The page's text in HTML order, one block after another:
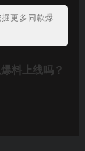
更多同款爆
料上线吗？